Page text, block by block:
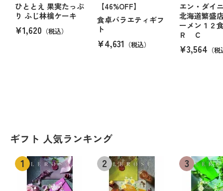
ひととえ 果実たっぷ
り ふじ林檎ケーキ
¥1,620 （税込）
【46%OFF】
食卓バラエティギフ
ト
¥4,631 （税込）
エン・ダ
北海道繁盛
ーメン１２
Ｒ Ｃ
¥3,564 （
ギフト 人気ランキング